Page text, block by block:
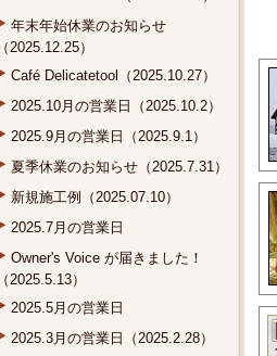
年末年始休業のお知らせ
（2025.12.25）
Café Delicatetool（2025.10.27）
2025.10月の営業日（2025.10.2）
2025.9月の営業日（2025.9.1）
夏季休業のお知らせ（2025.7.31）
新規施工例（2025.07.10）
2025.7月の営業日
Owner's Voice が届きました！
（2025.5.13）
2025.5月の営業日
2025.3月の営業日（2025.2.28）